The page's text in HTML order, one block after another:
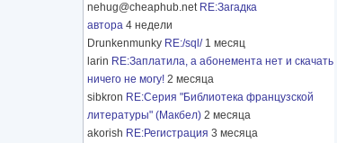
nehug@cheaphub.net RE:Загадка
автора 4 недели
Drunkenmunky RE:/sql/ 1 месяц
larin RE:Заплатила, а абонемента нет и скачать
ничего не могу! 2 месяца
sibkron RE:Серия "Библиотека французской
литературы" (Макбел) 2 месяца
akorish RE:Регистрация 3 месяца